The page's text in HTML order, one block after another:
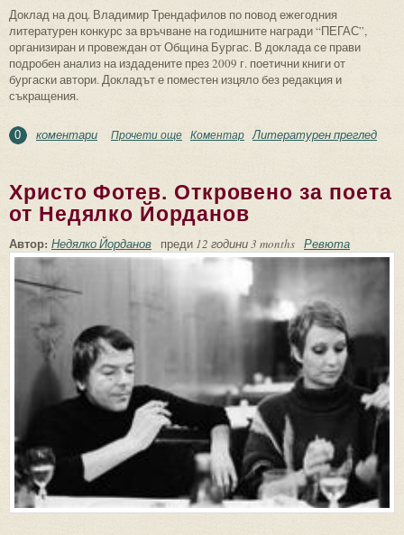
Доклад на доц. Владимир Трендафилов по повод ежегодния
литературен конкурс за връчване на годишните награди “ПЕГАС”,
организиран и провеждан от Община Бургас. В доклада се прави
подробен анализ на издадените през 2009 г. поетични книги от
бургаски автори. Докладът е поместен изцяло без редакция и
съкращения.
0 коментари Прочети още about Какво се пише тук и сега.
Коментар Литературен преглед
Христо Фотев. Откровено за поета
от Недялко Йорданов
Автор: Недялко Йорданов преди 12 години 3 months Ревюта